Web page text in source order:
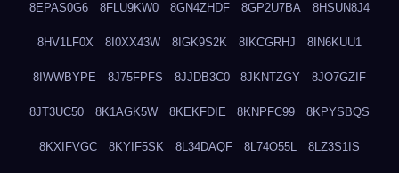
8EPAS0G6 8FLU9KW0 8GN4ZHDF 8GP2U7BA 8HSUN8J4
8HV1LF0X 8I0XX43W 8IGK9S2K 8IKCGRHJ 8IN6KUU1
8IWWBYPE 8J75FPFS 8JJDB3C0 8JKNTZGY 8JO7GZIF
8JT3UC50 8K1AGK5W 8KEKFDIE 8KNPFC99 8KPYSBQS
8KXIFVGC 8KYIF5SK 8L34DAQF 8L74O55L 8LZ3S1IS